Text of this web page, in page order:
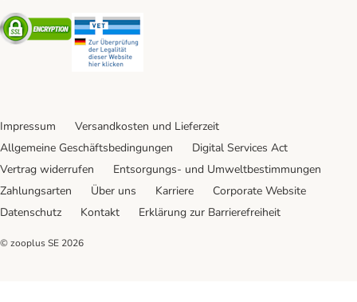
Security
Impressum
Versandkosten und Lieferzeit
Allgemeine Geschäftsbedingungen
Digital Services Act
Vertrag widerrufen
Entsorgungs- und Umweltbestimmungen
Zahlungsarten
Über uns Karriere
Corporate Website
Datenschutz
Kontakt Erklärung zur Barrierefreiheit
© zooplus SE 2026